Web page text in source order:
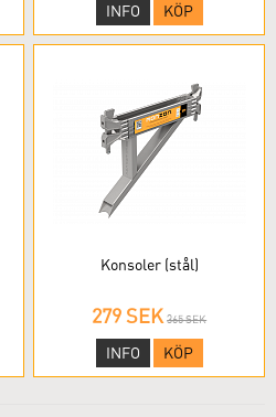
INFO KÖP
Konsoler (stål)
279 SEK 365 SEK
INFO KÖP